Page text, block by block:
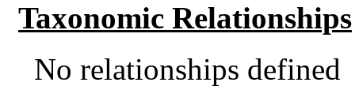
Taxonomic Relationships
No relationships defined